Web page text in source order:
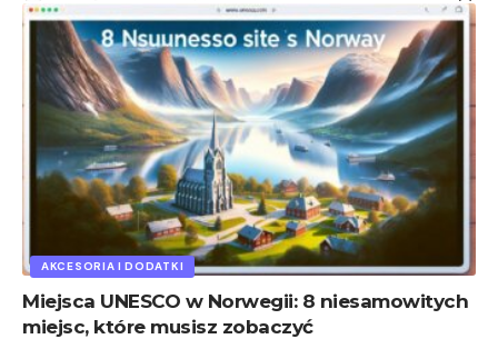
AKCESORIA I DODATKI
Miejsca UNESCO w Norwegii: 8 niesamowitych
miejsc, które musisz zobaczyć